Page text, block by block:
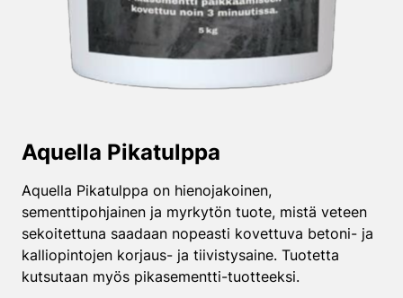
Aquella Pikatulppa
Aquella Pikatulppa on hienojakoinen,
sementtipohjainen ja myrkytön tuote, mistä veteen
sekoitettuna saadaan nopeasti kovettuva betoni- ja
kalliopintojen korjaus- ja tiivistysaine. Tuotetta
kutsutaan myös pikasementti-tuotteeksi.